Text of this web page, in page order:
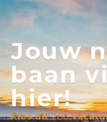
Jouw
baan
hier!
Kies uit786